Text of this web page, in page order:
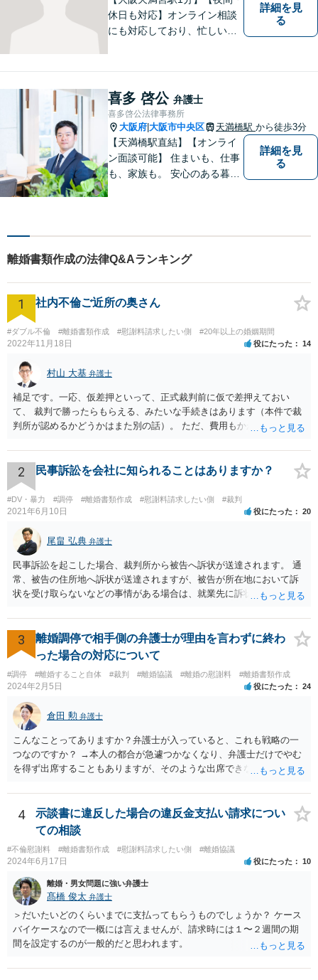
休日も対応】オンライン相談
にも対応しており、忙しい方
出せるよう全力を尽くして参
ります！企業法務から個人ト
ラブルまで幅広く対応。【完
全個室で相談】
詳細を見
る
喜多 啓公 弁護士
喜多啓公法律事務所
大阪府 大阪市中央区 天満橋駅 から徒歩3分
【天満橋駅直結】【オンライ
ン面談可能】 住まいも、仕事
も、家族も。 安心のある暮ら
詳細を見
る
離婚書類作成の法律Q&Aランキング
1 社内不倫ご近所の奥さん
#ダブル不倫 #離婚書類作成 #慰謝料請求したい側 #20年以上の婚姻期間
2022年11月18日 役にたった 14
村山 大基 弁護士
補足です。一応、仮差押といって、正式裁判前に仮で差押えておい
て、 裁判で勝ったらもらえる、みたいな手続きはあります（本件で裁
判所が認めるかどうかはまた別の話）。 ただ、費用もかかりますし、
のであれば、 面談相談に行って詳しく話を聞いてみましょう。
2 民事訴訟を会社に知られることはありますか？
#DV・暴力 #調停 #離婚書類作成 #慰謝料請求したい側 #裁判
2021年6月10日 役にたった 20
尾畠 弘典 弁護士
民事訴訟を起こした場合、裁判所から被告へ訴状が送達されます。 通
常、被告の住所地へ訴状が送達されますが、被告が所在地において訴
状を受け取らないなどの事情がある場合は、就業先に訴状が送達され
題となっているケースや、目撃者として就業先の従業員がおり、目撃
者に証言してもらうことが必要になるケースなどでは、裁判の追行
上、就業先に協力を仰がなければならない場合や、就業先の従業員に
協力を仰がなければならない場合があります。 また、仮に訴訟におい
ていくらかの賠償が認められたとして、被告がこれを任意に支払わな
い場合は、強制執行を申し立てることで債権の回収を図ることができ
ます。 例えば、被告の給料を差し押さえる場合には、裁判所から被告
の就業先に文書が送付されますので、訴訟が起こったことを事後的に
就業先が覚知することになります。 警察への被害届の提出というの
は、必須ではありません。 ただ、当然ながら強制わいせつを行ったこ
との証拠がなければ、民事訴訟で勝訴することはできません。
3
離婚調停で相手側の弁護士が理由を言わずに終わ
った場合の対応について
#調停 #離婚すること自体 #裁判 #離婚協議 #離婚の慰謝料 #離婚書類作成
2024年2月5日 役にたった 24
倉田 勲 弁護士
こんなことってありますか？弁護士が入っていると、これも戦略の一
つなのですか？ →本人の都合が急遽つかなくなり、弁護士だけでやむ
を得ず出席することもありますが、そのような出席できない理由がな
えて弁護士だけで出席する戦略は聞いたことはありません。
4
示談書に違反した場合の違反金支払い請求につい
ての相談
#不倫慰謝料 #離婚書類作成 #慰謝料請求したい側 #離婚協議
2024年6月17日 役にたった 10
離婚・男女問題に強い弁護士
髙橋 俊太 弁護士
＞だいたいどのくらいまでに支払ってもらうものでしょうか？ ケース
バイケースなので一概には言えませんが、請求時には１〜２週間の期
間を設定するのが一般的だと思われます。